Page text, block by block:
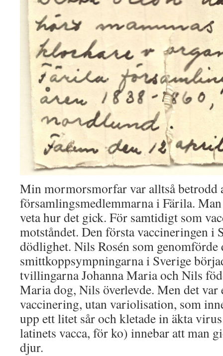
Min mormorsmorfar var alltså betrodd
församlingsmedlemmarna i Färila.
veta hur det gick. För samtidigt som
motståndet. Den första vaccineringen i
dödlighet. Nils Rosén som genomförde
smittkoppsympningarna i Sverige
tvillingarna Johanna Maria och Nils
Maria dog, Nils överlevde. Men det var
vaccinering, utan variolisation, som
upp ett litet sår och kletade in äkta
latinets vacca, för ko) innebar att man
djur.